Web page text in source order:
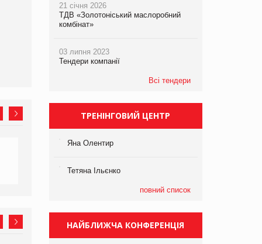
21 січня 2026
ТДВ «Золотоніський маслоробний
комбінат»
03 липня 2023
Тендери компанії
Всі тендери
ТРЕНІНГОВИЙ ЦЕНТР
Яна Олентир
Тетяна Ільєнко
повний список
НАЙБЛИЖЧА КОНФЕРЕНЦІЯ